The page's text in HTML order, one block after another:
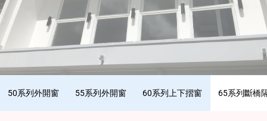
50系列外開窗 55系列外開窗 60系列上下摺窗 65系列斷橋